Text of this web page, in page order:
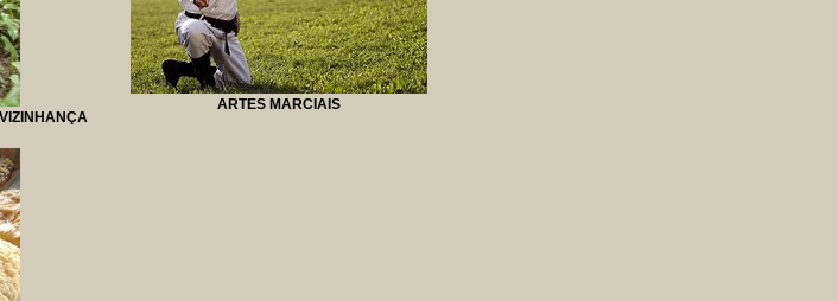
ARTES MARCIAIS